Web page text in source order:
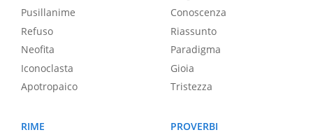
Pusillanime
Refuso
Neofita
Iconoclasta
Apotropaico
Conoscenza
Riassunto
Paradigma
Gioia
Tristezza
RIME
PROVERBI